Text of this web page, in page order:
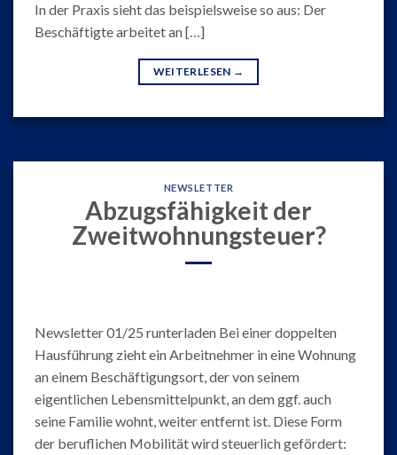
In der Praxis sieht das beispielsweise so aus: Der
Beschäftigte arbeitet an […]
WEITERLESEN →
NEWSLETTER
Abzugsfähigkeit der
Zweitwohnungsteuer?
Newsletter 01/25 runterladen Bei einer doppelten
Hausführung zieht ein Arbeitnehmer in eine Wohnung
an einem Beschäftigungsort, der von seinem
eigentlichen Lebensmittelpunkt, an dem ggf. auch
seine Familie wohnt, weiter entfernt ist. Diese Form
der beruflichen Mobilität wird steuerlich gefördert: